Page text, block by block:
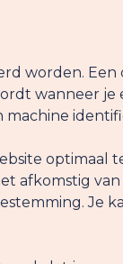
worden.
wanneer je
machine
optimaal
afkomstig
Je